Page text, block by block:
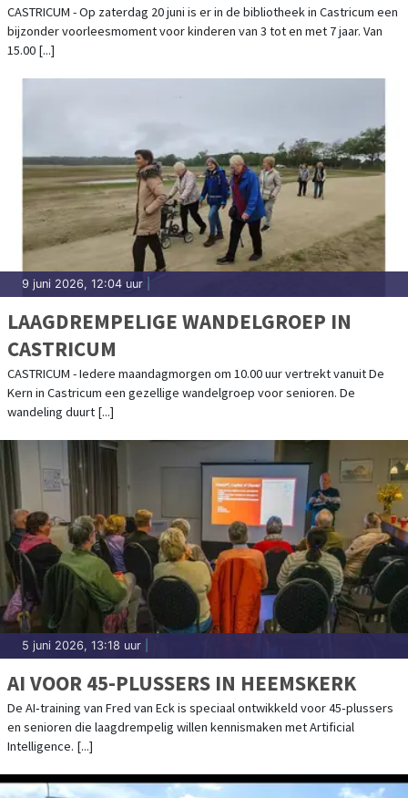
CASTRICUM - Op zaterdag 20 juni is er in de bibliotheek in Castricum een
bijzonder voorleesmoment voor kinderen van 3 tot en met 7 jaar. Van
15.00 [...]
9 juni 2026, 12:04 uur
LAAGDREMPELIGE WANDELGROEP IN
CASTRICUM
CASTRICUM - Iedere maandagmorgen om 10.00 uur vertrekt vanuit De
Kern in Castricum een gezellige wandelgroep voor senioren. De
wandeling duurt [...]
5 juni 2026, 13:18 uur
AI VOOR 45-PLUSSERS IN HEEMSKERK
De AI‑training van Fred van Eck is speciaal ontwikkeld voor 45‑plussers
en senioren die laagdrempelig willen kennismaken met Artificial
Intelligence. [...]